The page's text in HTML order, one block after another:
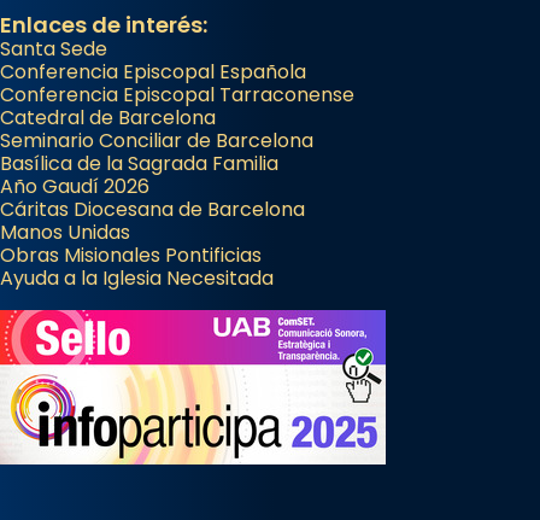
Enlaces de interés:
Santa Sede
Conferencia Episcopal Española
Conferencia Episcopal Tarraconense
Catedral de Barcelona
Seminario Conciliar de Barcelona
Basílica de la Sagrada Familia
Año Gaudí 2026
Cáritas Diocesana de Barcelona
Manos Unidas
Obras Misionales Pontificias
Ayuda a la Iglesia Necesitada